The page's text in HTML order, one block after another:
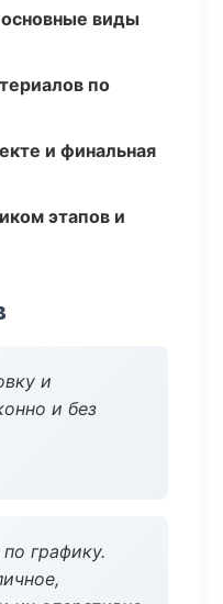
основные виды
по
и финальная
этапов и
и
и без
графику.